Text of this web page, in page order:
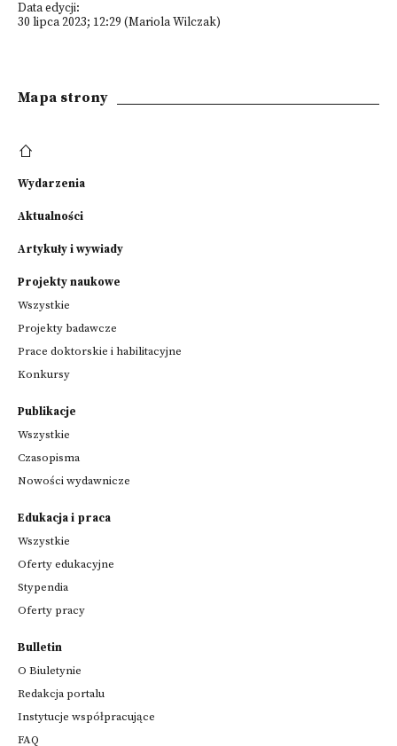
Data edycji:
30 lipca 2023; 12:29 (Mariola Wilczak)
Mapa strony
Wydarzenia
Aktualności
Artykuły i wywiady
Projekty naukowe
Wszystkie
Projekty badawcze
Prace doktorskie i habilitacyjne
Konkursy
Publikacje
Wszystkie
Czasopisma
Nowości wydawnicze
Edukacja i praca
Wszystkie
Oferty edukacyjne
Stypendia
Oferty pracy
Bulletin
O Biuletynie
Redakcja portalu
Instytucje współpracujące
FAQ